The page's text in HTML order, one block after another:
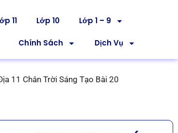
11 Lớp 10 Lớp 1 – 9
Chính Sách Dịch Vụ
11 Chân Trời Sáng Tạo Bài 20